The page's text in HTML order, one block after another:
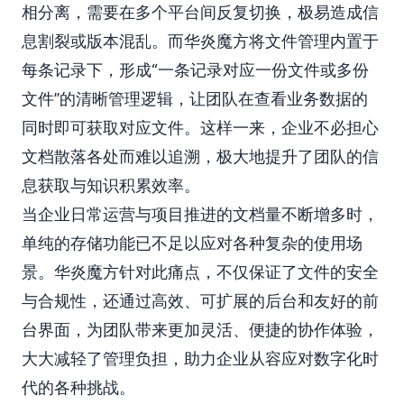
相分离，需要在多个平台间反复切换，极易造成信
息割裂或版本混乱。而华炎魔方将文件管理内置于
每条记录下，形成“一条记录对应一份文件或多份
文件”的清晰管理逻辑，让团队在查看业务数据的
同时即可获取对应文件。这样一来，企业不必担心
文档散落各处而难以追溯，极大地提升了团队的信
息获取与知识积累效率。
当企业日常运营与项目推进的文档量不断增多时，
单纯的存储功能已不足以应对各种复杂的使用场
景。华炎魔方针对此痛点，不仅保证了文件的安全
与合规性，还通过高效、可扩展的后台和友好的前
台界面，为团队带来更加灵活、便捷的协作体验，
大大减轻了管理负担，助力企业从容应对数字化时
代的各种挑战。